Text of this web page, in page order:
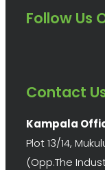
Follow Us
Contact
Kampala
Plot 13/14,
(Opp.The